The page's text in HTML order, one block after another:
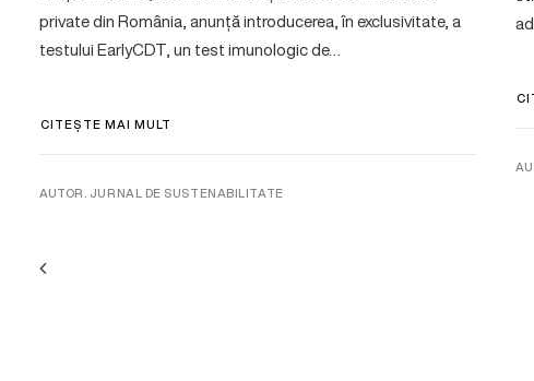
private din România, anunță introducerea, în exclusivitate, a
testului EarlyCDT, un test imunologic de…
CITEȘTE MAI MULT
AUTOR. JURNAL DE SUSTENABILITATE